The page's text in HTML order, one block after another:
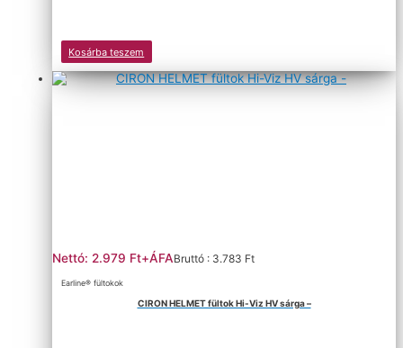
Kosárba teszem
Nettó: 2.979 Ft+ÁFABruttó : 3.783 Ft
Earline® fültokok
CIRON HELMET fültok Hi-Viz HV sárga –